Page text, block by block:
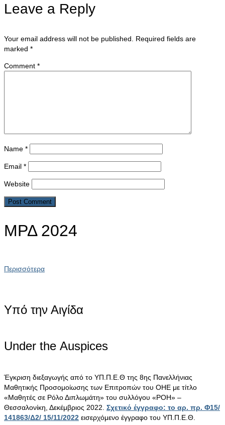
Leave a Reply
Your email address will not be published.
Required fields are
marked *
Comment *
Name *
Email *
Website
ΜΡΔ 2024
Περισσότερα
Υπό την Αιγίδα
Under the Αuspices
Έγκριση διεξαγωγής από το ΥΠ.Π.Ε.Θ της 8ης Πανελλήνιας
Μαθητικής Προσομοίωσης των Επιτροπών του ΟΗΕ με τίτλο
«Μαθητές σε Ρόλο Διπλωμάτη» του συλλόγου «ΡΟΗ» –
Θεσσαλονίκη, Δεκέμβριος 2022. Σχετικό έγγραφο: το αρ. πρ. Φ15/
141863/Δ2/ 15/11/2022 εισερχόμενο έγγραφο του ΥΠ.Π.Ε.Θ.